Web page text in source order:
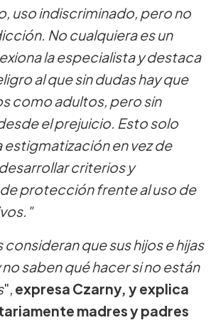
uso indiscriminado, pero no
No cualquiera es un
la especialista y destaca
al que sin dudas hay que
como adultos, pero sin
el prejuicio. Esto solo
estigmatización en vez de
criterios y
protección frente al uso de
consideran que sus hijos e hijas
saben qué hacer si no están
", expresa Czarny, y explica
madres y padres